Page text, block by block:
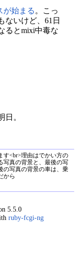
が始まる 。こっ
ないけど、61日
るとmixi中毒な
日。
す<br>理由はでかい方の
写真の背景と、最後の写
の写真の背景の車は、乗
から
5.5.0
ruby-fcgi-ng